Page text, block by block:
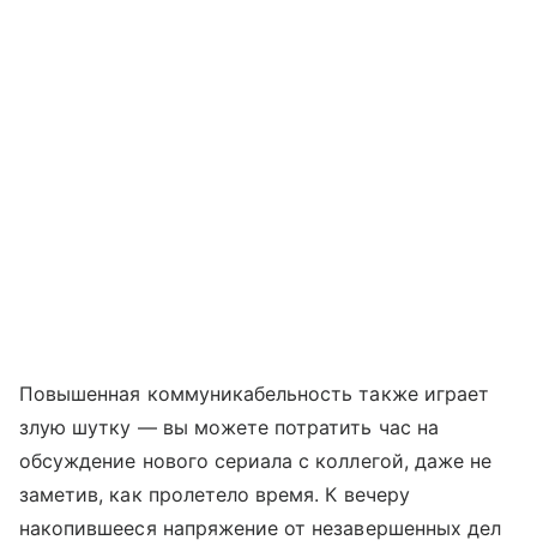
Повышенная коммуникабельность также играет
злую шутку — вы можете потратить час на
обсуждение нового сериала с коллегой, даже не
заметив, как пролетело время. К вечеру
накопившееся напряжение от незавершенных дел